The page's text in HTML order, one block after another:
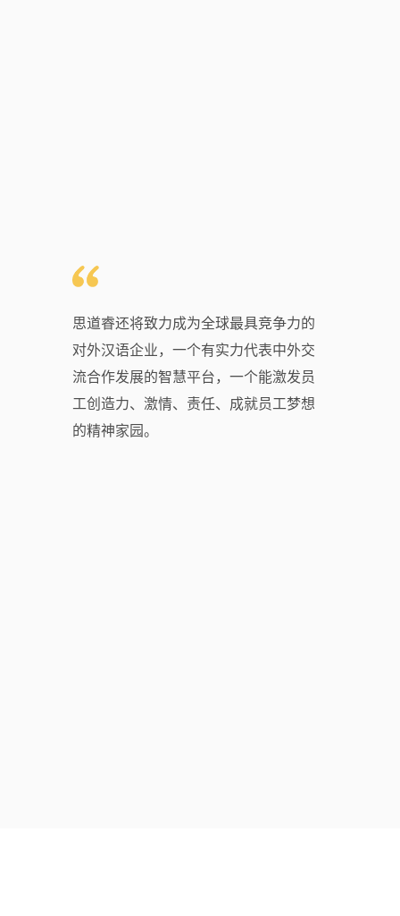
思道睿还将致力成为全球最具竞争力的
对外汉语企业，一个有实力代表中外交
流合作发展的智慧平台，一个能激发员
工创造力、激情、责任、成就员工梦想
的精神家园。